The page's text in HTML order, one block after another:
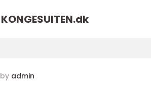
KONGESUITEN.dk
by admin